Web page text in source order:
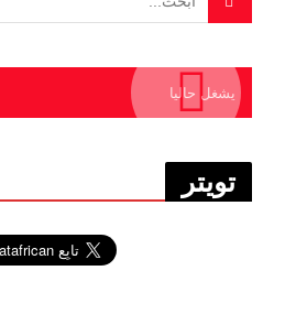
يشغل حاليا
تويتر